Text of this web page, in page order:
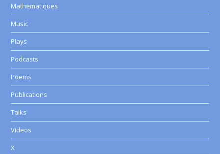
Mathematiques
Music
Plays
Podcasts
Poems
Publications
Talks
Videos
X